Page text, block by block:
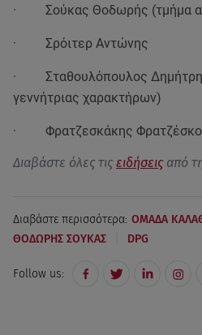
· Σούκας Θοδωρής (τμήμα
· Σρόιτερ Αντώνης
· Σταθουλόπουλος
γεννήτριας χαρακτήρων)
· Φρατζεσκάκης
Διαβάστε όλες τις ειδήσεις από
Διαβάστε περισσότερα: ΟΜΑΔΑ
ΘΟΔΩΡΗΣ ΣΟΥΚΑΣ DPG
Follow us: